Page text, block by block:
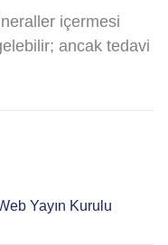
içermesi
ancak tedavi
Yayın Kurulu